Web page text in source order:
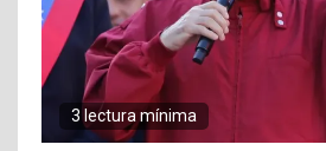
3 lectura mínima